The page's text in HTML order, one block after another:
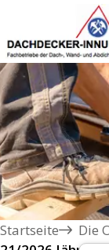
Startseite
Die